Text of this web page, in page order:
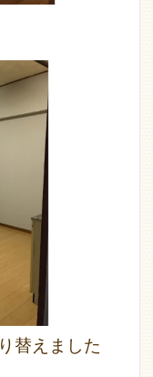
替えました